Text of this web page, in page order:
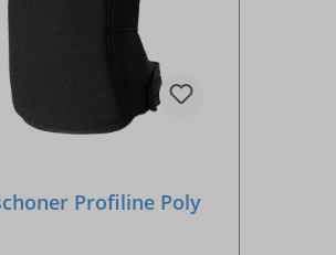
Profiline Poly